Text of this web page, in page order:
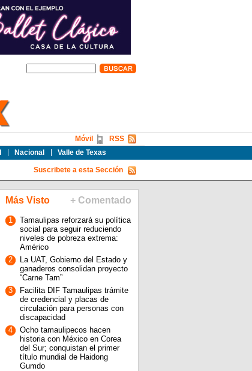
Nacional Valle de Texas
RSS
Móvil
Suscribete a esta Sección
Más Visto + Comentado
1
Tamaulipas reforzará su política
social para seguir reduciendo
niveles de pobreza extrema:
Américo
2
La UAT, Gobierno del Estado y
ganaderos consolidan proyecto
“Carne Tam”
3
Facilita DIF Tamaulipas trámite
de credencial y placas de
circulación para personas con
discapacidad
4
Ocho tamaulipecos hacen
historia con México en Corea
del Sur; conquistan el primer
título mundial de Haidong
Gumdo